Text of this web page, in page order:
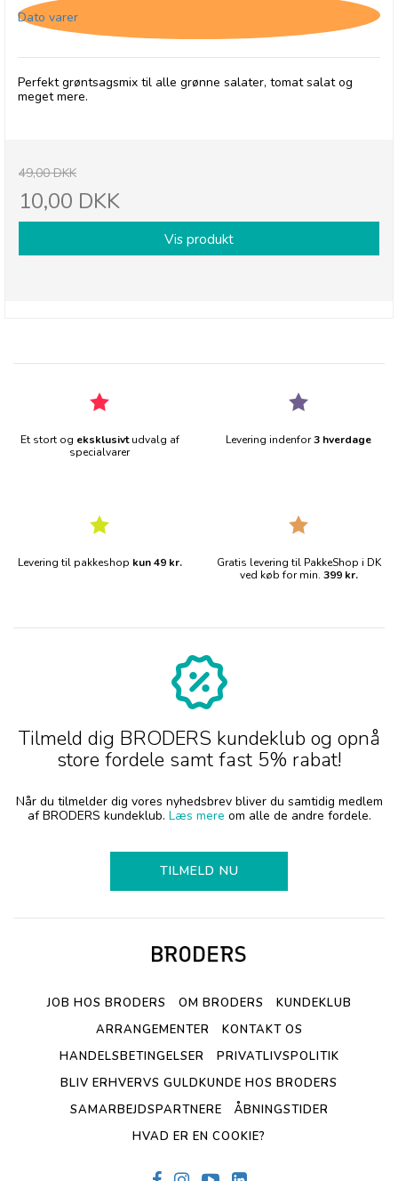
Dato varer
Perfekt grøntsagsmix til alle grønne salater, tomat salat og
meget mere.
49,00 DKK
10,00 DKK
Vis produkt
Et stort og eksklusivtudvalg af
specialvarer
Levering indenfor3 hverdage
Levering til pakkeshop kun 49 kr.
Gratis levering til PakkeShop i DK
ved køb for min. 399 kr.
Tilmeld dig BRODERS kundeklub og opnå
store fordele samt fast 5% rabat!
Når du tilmelder dig vores nyhedsbrev bliver du samtidig medlem
af BRODERS kundeklub. Læs mere om alle de andre fordele.
TILMELD NU
JOB HOS BRODERS OM BRODERS
KUNDEKLUB
ARRANGEMENTER
KONTAKT OS
HANDELSBETINGELSER
PRIVATLIVSPOLITIK
BLIV ERHVERVS GULDKUNDE HOS BRODERS
SAMARBEJDSPARTNERE
ÅBNINGSTIDER
HVAD ER EN COOKIE?